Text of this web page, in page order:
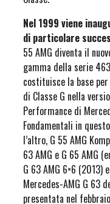
Nel 1999 viene
di particolare
55 AMG diventa il
gamma della serie
costituisce la base
di Classe G nella
Performance di
Fondamentali in
l’altro, G 55 AMG
63 AMG e G 65 AMG
G 63 AMG 6×6 (2013)
Mercedes-AMG G 63
presentata nel